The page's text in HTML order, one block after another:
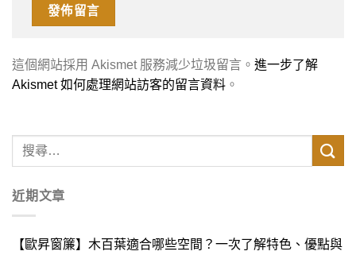
這個網站採用 Akismet 服務減少垃圾留言。 進一步了解
Akismet 如何處理網站訪客的留言資料 。
近期文章
【歐昇窗簾】木百葉適合哪些空間？一次了解特色、優點與